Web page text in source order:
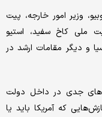
وزیر امور خارجه، پیت
ملی کاخ سفید، استیو
و دیگر مقامات ارشد در
جدی در داخل دولت
که آمریکا باید یا